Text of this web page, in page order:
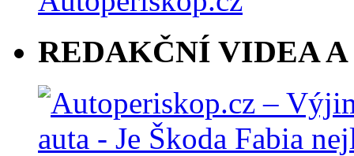
REDAKČNÍ VIDEA A